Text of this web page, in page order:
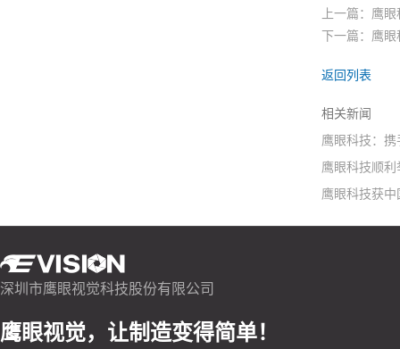
上一篇： 鹰眼
下一篇： 鹰眼
返回列表
相关新闻
鹰眼科技：携
鹰眼科技顺
鹰眼科技获
深圳市鹰眼视觉科技股份有限公司
鹰眼视觉，让制造变得简单！